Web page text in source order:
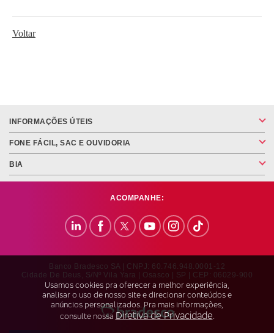
Voltar
Usamos cookies pra oferecer a melhor experiência,
analisar o uso de nosso site e direcionar conteúdos e
anúncios personalizados. Pra mais informações,
consulte nossa Diretiva de Privacidade
INFORMAÇÕES ÚTEIS
FONE FÁCIL, SAC E OUVIDORIA
BIA
ACOMPANHE:
Banco Bradesco SA | CNPJ: 60.746.948.0001-12
Cidade De Deus, S/nº Vila Yara | Osasco | SP | CEP: 06029-900